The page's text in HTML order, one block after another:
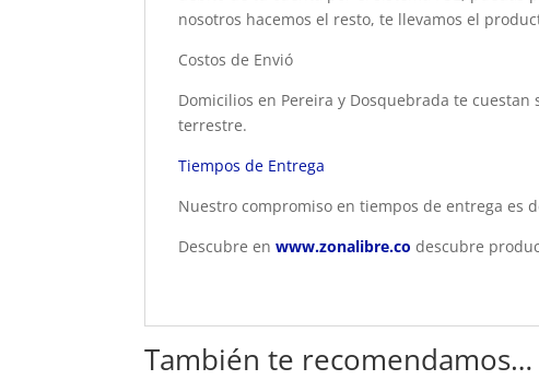
nosotros hacemos el resto, te llevamos el
Costos de Envió
Domicilios en Pereira y Dosquebrada te
terrestre.
Tiempos de Entrega
Nuestro compromiso en tiempos de entrega es
Descubre en www.zonalibre.co descubre
También te recomendamos…